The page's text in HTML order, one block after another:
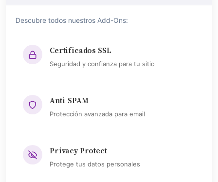
Descubre todos nuestros Add-Ons:
Certificados SSL
Seguridad y confianza para tu sitio
Anti-SPAM
Protección avanzada para email
Privacy Protect
Protege tus datos personales